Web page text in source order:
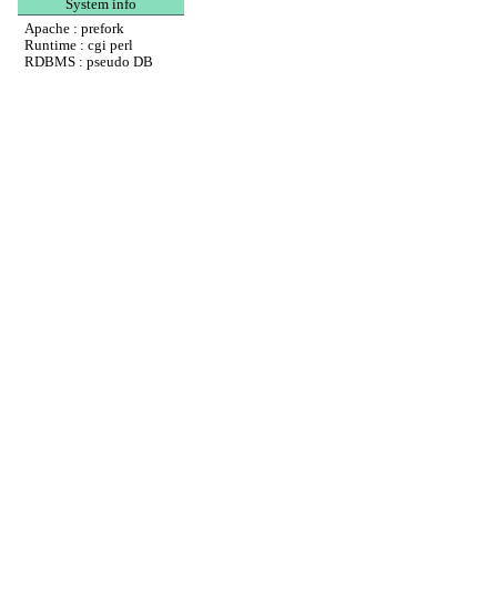
System info
Apache : prefork
Runtime : cgi perl
RDBMS : pseudo DB